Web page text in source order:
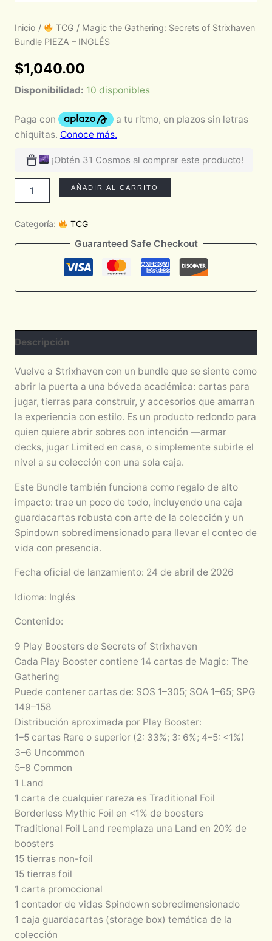
Inicio / TCG / Magic the Gathering: Secrets of Strixhaven
Bundle PIEZA – INGLÉS
$1,040.00
Disponibilidad: 10 disponibles
¡Obtén 31 Cosmos al comprar este producto!
AÑADIR AL CARRITO
Categoría: TCG
Guaranteed Safe Checkout
Descripción
Vuelve a Strixhaven con un bundle que se siente como
abrir la puerta a una bóveda académica: cartas para
jugar, tierras para construir, y accesorios que amarran
la experiencia con estilo. Es un producto redondo para
quien quiere abrir sobres con intención —armar
decks, jugar Limited en casa, o simplemente subirle el
nivel a su colección con una sola caja.
Este Bundle también funciona como regalo de alto
impacto: trae un poco de todo, incluyendo una caja
guardacartas robusta con arte de la colección y un
Spindown sobredimensionado para llevar el conteo de
vida con presencia.
Fecha oficial de lanzamiento: 24 de abril de 2026
Idioma: Inglés
Contenido:
9 Play Boosters de Secrets of Strixhaven
Cada Play Booster contiene 14 cartas de Magic: The
Gathering
Puede contener cartas de: SOS 1–305; SOA 1–65; SPG
149–158
Distribución aproximada por Play Booster:
1–5 cartas Rare o superior (2: 33%; 3: 6%; 4–5: <1%)
3–6 Uncommon
5–8 Common
1 Land
1 carta de cualquier rareza es Traditional Foil
Borderless Mythic Foil en <1% de boosters
Traditional Foil Land reemplaza una Land en 20% de
boosters
15 tierras non-foil
15 tierras foil
1 carta promocional
1 contador de vidas Spindown sobredimensionado
1 caja guardacartas (storage box) temática de la
colección